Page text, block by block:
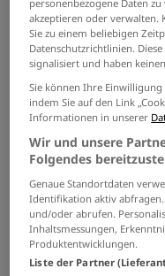
Nebenjobs
Schreibkraft
04.08.2026 /Jobanzeige
Hausmeister/
personenbezogene Daten
akzeptieren oder verwalten.
Sie zu einem beliebigen
Datenschutzrichtlinien.
signalisiert und haben
Sie können Ihre
indem Sie auf den Link
Informationen in unserer
Wir und unsere
Folgendes
Genaue Standortdaten
Identifikation aktiv
und/oder abrufen.
Inhaltsmessungen,
Produktentwicklungen.
Liste der Partner